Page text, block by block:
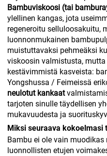
Bambuviskoosi (tai
ylellinen kangas, jota
regeneroitu selluloosakuitu,
luonnonmukainen
muistuttavaksi pehmeäksi
viskoosin valmistusta,
kestävimmistä kasveista:
Yongshussa / Feimeissä
neulotut kankaat
tarjoten sinulle täydellisen
mukavuudesta ja
Miksi seuraava
Bambu ei ole vain muodikas
luonnollisten etujen